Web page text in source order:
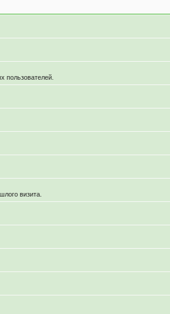
пользователей.
визита.